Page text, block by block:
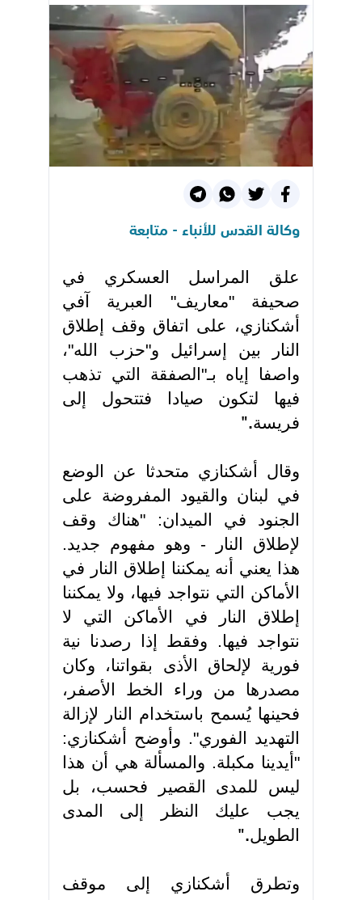
وكالة القدس للأنباء - متابعة
علق المراسل العسكري في
صحيفة "معاريف" العبرية آفي
أشكنازي، على اتفاق وقف إطلاق
النار بين إسرائيل و"حزب الله"،
واصفا إياه بـ"الصفقة التي تذهب
فيها لتكون صيادا فتتحول إلى
فريسة".
وقال أشكنازي متحدثا عن الوضع
في لبنان والقيود المفروضة على
الجنود في الميدان: "هناك وقف
لإطلاق النار - وهو مفهوم جديد.
هذا يعني أنه يمكننا إطلاق النار في
الأماكن التي نتواجد فيها، ولا يمكننا
إطلاق النار في الأماكن التي لا
نتواجد فيها. وفقط إذا رصدنا نية
فورية لإلحاق الأذى بقواتنا، وكان
مصدرها من وراء الخط الأصفر،
فحينها يُسمح باستخدام النار لإزالة
التهديد الفوري". وأوضح أشكنازي:
"أيدينا مكبلة. والمسألة هي أن هذا
ليس للمدى القصير فحسب، بل
يجب عليك النظر إلى المدى
الطويل".
وتطرق أشكنازي إلى موقف